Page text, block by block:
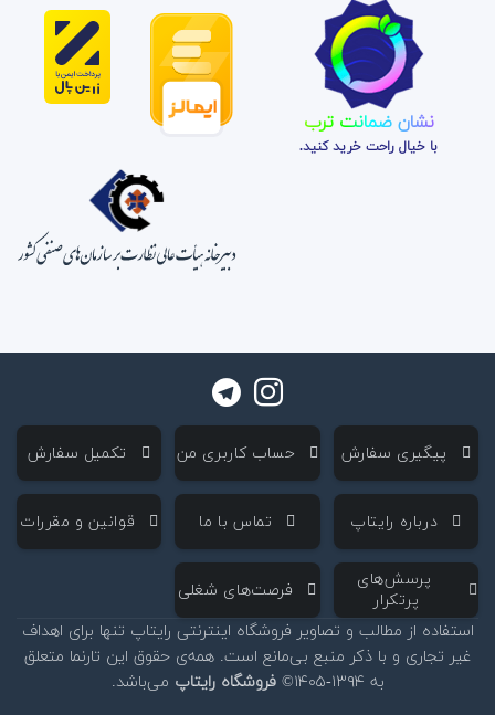
نشان ضمانت ترب
با خیال راحت خرید کنید.
‌ پیگیری سفارش ‌ حساب کاربری من ‌ تکمیل سفارش
‌ درباره رایتاپ ‌ تماس با ما ‌ قوانین و مقررات
‌ پرسش‌های
پرتکرار
‌ فرصت‌های شغلی
استفاده از مطالب و تصاویر فروشگاه اینترنتی رایتاپ تنها برای اهداف
غیر تجاری و با ذکر منبع بی‌مانع است. همه‌ی حقوق این تارنما متعلق
به ۱۳۹۴-۱۴۰۵©
فروشگاه رایتاپ می‌باشد.